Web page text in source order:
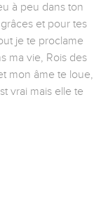
à peu dans ton
et pour tes
je te proclame
ma vie, Rois des
mon âme te loue,
vrai mais elle te